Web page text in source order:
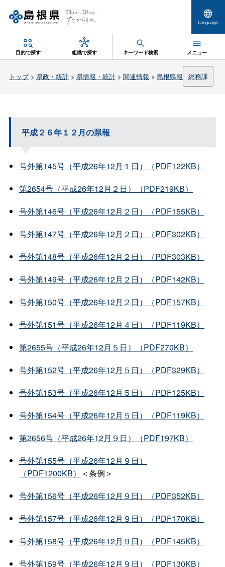
Language
目的で探す 組織で探す キーワード検索 メニュー
トップ> 県政・統計> 県情報・統計> 関連情報 > 島根県報 総務課
平成２６年１２月の県報
号外第145号（平成26年12月１日）（PDF122KB）
第2654号（平成26年12月２日）（PDF219KB）
号外第146号（平成26年12月２日）（PDF155KB）
号外第147号（平成26年12月２日）（PDF302KB）
号外第148号（平成26年12月２日）（PDF303KB）
号外第149号（平成26年12月２日）（PDF142KB）
号外第150号（平成26年12月２日）（PDF157KB）
号外第151号（平成26年12月４日）（PDF119KB）
第2655号（平成26年12月５日）（PDF270KB）
号外第152号（平成26年12月５日）（PDF329KB）
号外第153号（平成26年12月５日）（PDF125KB）
号外第154号（平成26年12月５日）（PDF119KB）
第2656号（平成26年12月９日）（PDF197KB）
号外第155号（平成26年12月９日）
（PDF1200KB）
＜条例＞
号外第156号（平成26年12月９日）（PDF352KB）
号外第157号（平成26年12月９日）（PDF170KB）
号外第158号（平成26年12月９日）（PDF145KB）
号外第159号（平成26年12月９日）（PDF130KB）